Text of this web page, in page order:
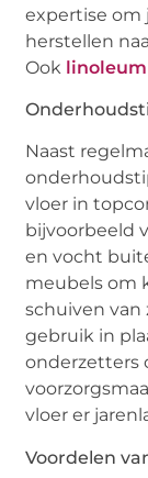
expertise om
herstellen
Ook
Naast
vloer in
bijvoorbeeld
en vocht
meubels om
schuiven van
gebruik in
onderzetters
vloer er
Voordelen